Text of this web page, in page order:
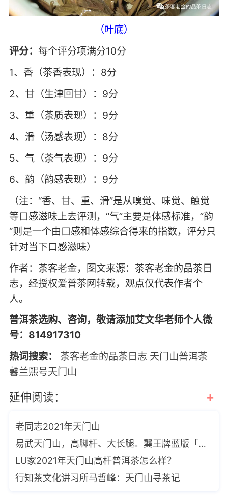
（叶底）
评分： 每个评分项满分10分
1、香（茶香表现）：8分
2、甘（生津回甘）：9分
3、重（茶质表现）：9分
4、滑（汤感表现）：8分
5、气（茶气表现）：9分
6、韵（韵感表现）：9分
（注：“香、甘、重、滑”是从嗅觉、味觉、触觉
等口感滋味上去评测，“气”主要是体感标准，”韵
“则是一个由口感和体感综合得来的指数，评分只
针对当下口感滋味）
作者：茶客老金，图文来源：茶客老金的品茶日
志，经授权爱普茶网转载，观点仅代表作者个
人。
普洱茶选购、咨询，敬请添加艾文华老师个人微
号：814917310
热词搜索：
茶客老金的品茶日志 天门山普洱茶
馨兰熙号天门山
延伸阅读： +
老同志2021年天门山
易武天门山，高脚杆、大长腿。龑王牌蓝版「2021天门山」小饼即将上市
LU家2021年天门山高杆普洱茶怎么样？
行知茶文化讲习所马哲峰：天门山寻茶记